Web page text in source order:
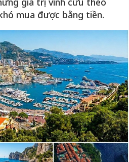
mua được bằng tiền.